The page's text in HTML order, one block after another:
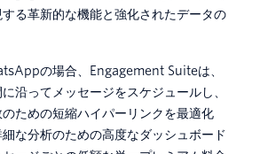
る革新的な機能と強化されたデータの
の場合、Engagement Suiteは、
沿ってメッセージをスケジュールし、
ための短縮ハイパーリンクを最適化
な分析のための高度なダッシュボード